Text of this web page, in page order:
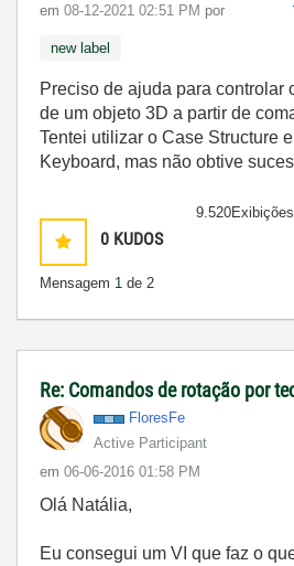
em ‎08-12-2021 02:51 PM por
new label
Preciso de ajuda para controlar
de um objeto 3D a partir de
Tentei utilizar o Case Structure
Keyboard, mas não obtive
0 KUDOS
Mensagem 1 de 2
9.520Exibições
Re: Comandos de rotação por
FloresFe
Active Participant
em ‎06-06-2016 01:58 PM
Olá Natália,
Eu consegui um VI que faz o